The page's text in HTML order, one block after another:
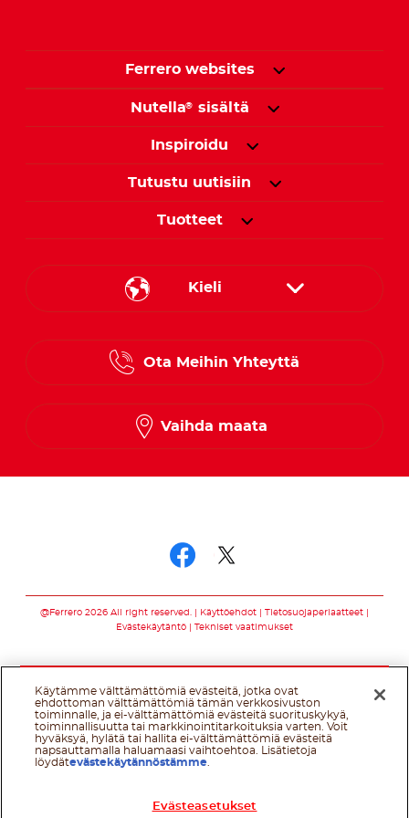
Ferrero websites
Nutella® sisältä
Inspiroidu
Tutustu uutisiin
Tuotteet
Kieli
Danish
Norwegian
Ota Meihin Yhteyttä
Vaihda maata
@Ferrero 2026 All right reserved. Käyttöehdot
Tietosuojaperiaatteet
Evästekäytäntö
Tekniset vaatimukset
Käytämme välttämättömiä evästeitä, jotka ovat
ehdottoman välttämättömiä tämän verkkosivuston
toiminnalle, ja ei-välttämättömiä evästeitä suorituskykyä,
toiminnallisuutta tai markkinointitarkoituksia varten. Voit
hyväksyä, hylätä tai hallita ei-välttämättömiä evästeitä
napsauttamalla haluamaasi vaihtoehtoa. Lisätietoja
löydätevästekäytännöstämme
Evästeasetukset